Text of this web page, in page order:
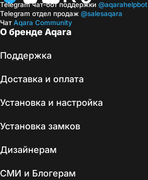
О бренде Aqara
Поддержка
Доставка и оплата
Установка и настройка
Установка замков
Дизайнерам
СМИ и Блогерам
Telegram чат-бот поддержки @aqarahelpbot
Telegram отдел продаж @salesaqara
ЧатAqara Community